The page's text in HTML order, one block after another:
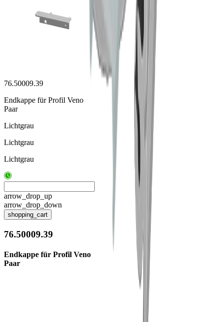
76.50009.39
Endkappe für Profil Veno
Paar
Lichtgrau
Lichtgrau
Lichtgrau
arrow_drop_up
arrow_drop_down
shopping_cart
76.50009.39
Endkappe für Profil Veno
Paar